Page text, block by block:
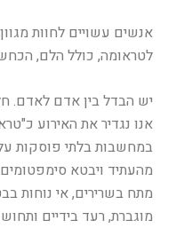
אנשים עשויים לחוות
לטראומה, כולל הלם,
יש הבדל בין אדם לאדם.
אנו נגדיר את האירוע
במחשבות בלתי פוסקות
מהעתיד ויבטא
מתח בשרירים, אי נוחות
מוגברת, רעד בידיים